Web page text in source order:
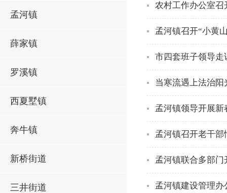
孟河镇
薛家镇
罗溪镇
西夏墅镇
奔牛镇
新桥街道
三井街道
农村工作办公室
孟河镇召开“小黄
市四套班子领导
当寒流遇上法治
孟河镇领导开展新
孟河镇召开老干部
孟河镇联合多部
孟河镇建设管理